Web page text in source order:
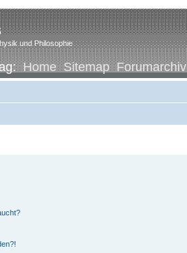
und Philosophie
Home Sitemap Forumarchiv